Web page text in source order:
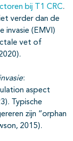
bij T1 CRC.
verder dan de
invasie (EMVI)
vet of
:
aspect
Typische
zijn “orphan
2015).